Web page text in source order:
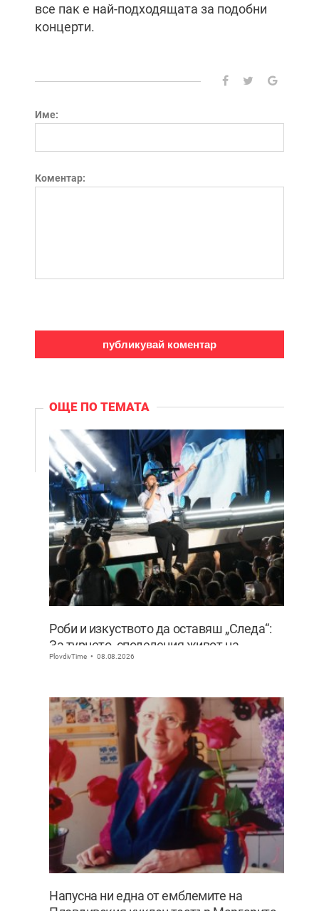
все пак е най-подходящата за подобни
концерти.
Име:
Коментар:
ОЩЕ ПО ТЕМАТА
Роби и изкуството да оставяш „Следа“:
За турнето, споделения живот на
сцената и искуствения интелект
PlovdivTime 08.08.2026
Напусна ни една от емблемите на